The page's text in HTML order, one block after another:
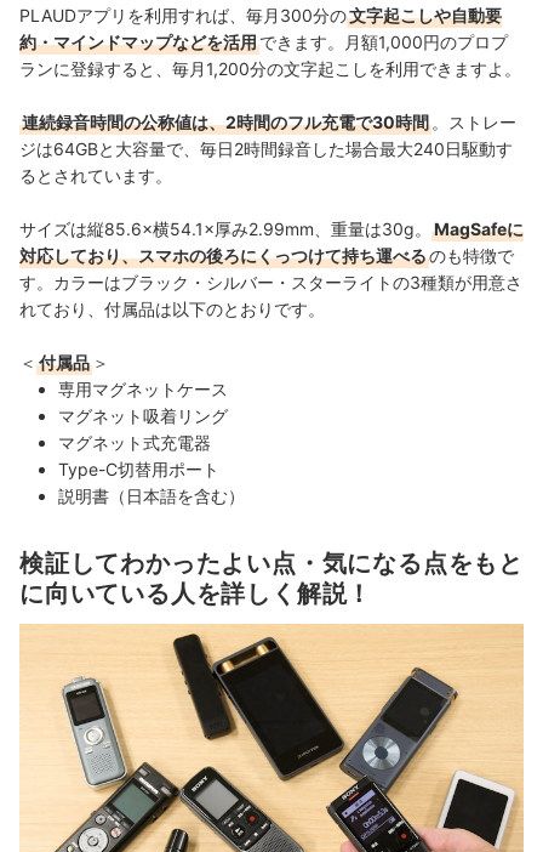
PLAUDアプリを利用すれば、毎月300分の文字起こしや自動要
約・マインドマップなどを活用できます。
月額1,000円のプロプ
ランに登録すると、毎月1,200分の文字起こしを利用できますよ。
連続録音時間の公称値は、2時間のフル充電で30時間 。ストレー
ジは64GBと大容量で、毎日2時間録音した場合最大240日駆動す
るとされています。
サイズは縦85.6×横54.1×厚み2.99mm、重量は30g。
MagSafeに
対応しており、スマホの後ろにくっつけて持ち運べるのも特徴で
す。カラーはブラック・シルバー・スターライトの3種類が用意さ
れており、付属品は以下のとおりです。
＜ 付属品 ＞
専用マグネットケース
マグネット吸着リング
マグネット式充電器
Type-C切替用ポート
説明書（日本語を含む）
検証してわかったよい点・気になる点をもと
に向いている人を詳しく解説！